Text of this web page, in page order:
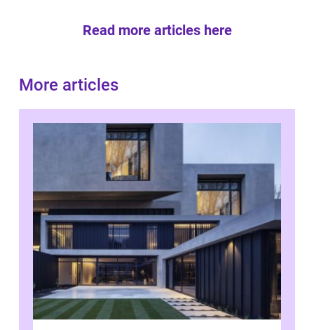
Read more articles here
More articles